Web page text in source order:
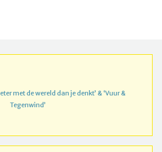
met de wereld dan je denkt’ & ‘Vuur &
Tegenwind’